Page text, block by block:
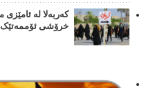
کەربەلا لە
خرۆشی ئۆممەتێک